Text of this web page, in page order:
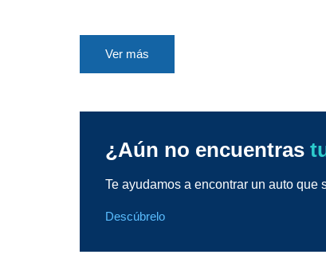
Ver más
¿Aún no encuentras
Te ayudamos a encontrar un auto que
Descúbrelo